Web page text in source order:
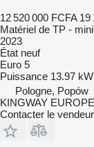
12 520 000 FCFA 19
Matériel de TP -
2023
État neuf
Euro 5
Puissance 13.97
Pologne, Popów
KINGWAY
Contacter le vendeur